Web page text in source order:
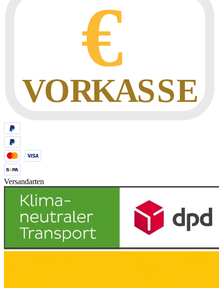
Versandarten